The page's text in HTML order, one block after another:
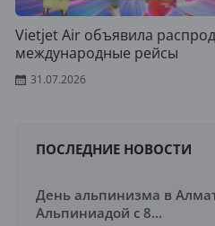
Vietjet Air объявила
международные рейсы
31.07.2026
ПОСЛЕДНИЕ НОВОСТИ
День альпинизма в
Альпиниадой с 8...